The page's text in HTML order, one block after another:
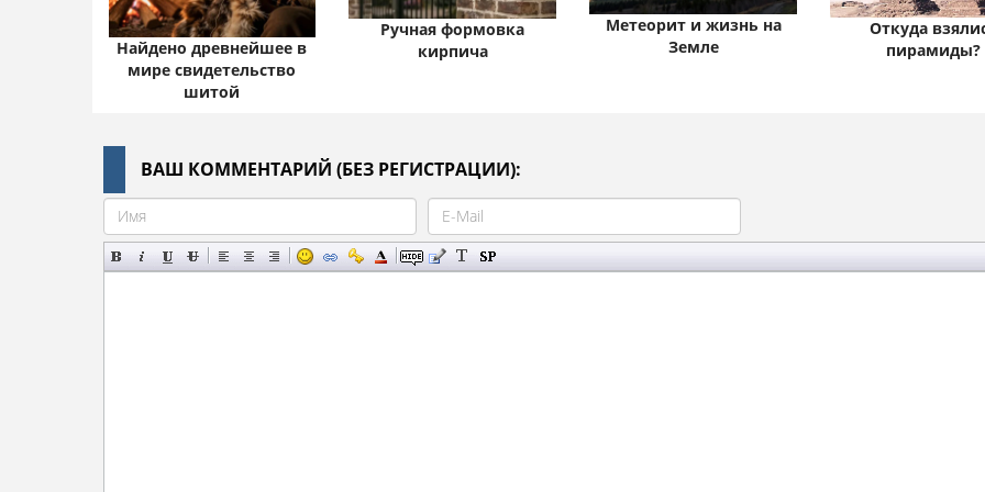
Найдено древнейшее в
мире свидетельство
шитой
Ручная формовка
кирпича
Метеорит и жизнь на
Земле
Откуда
пирамиды?
ВАШ КОММЕНТАРИЙ (БЕЗ РЕГИСТРАЦИИ):